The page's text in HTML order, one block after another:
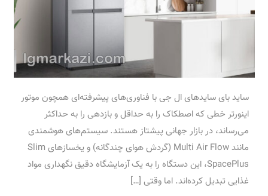
ساید بای سایدهای ال جی با فناوری‌های پیشرفته‌ای همچون موتور
اینورتر خطی که اصطکاک را به حداقل و بازدهی را به حداکثر
می‌رساند، در بازار جهانی پیشتاز هستند. سیستم‌های هوشمندی
مانند Multi Air Flow (گردش هوای چندگانه) و یخسازهای Slim
SpacePlus، این دستگاه را به یک آزمایشگاه دقیق نگهداری مواد
غذایی تبدیل کرده‌اند. اما وقتی […]